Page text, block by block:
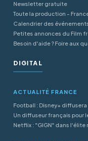
Newsletter gratuite
Toute la production -
Calendrier des
Petites annonces du Film
Besoin d'aide ? Foire aux
DIGITAL
ACTUALITÉ FRANCE
Football : Disney+
Un diffuseur français pour
Netflix : "GIGN" dans l'élite